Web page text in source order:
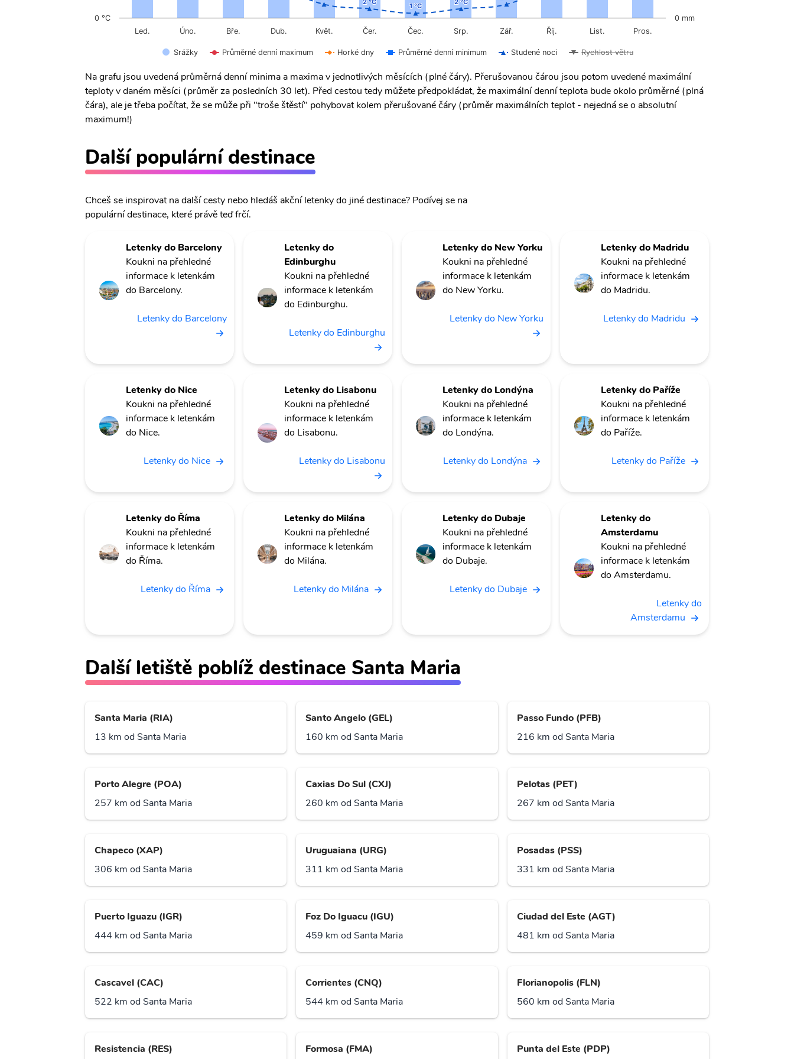
2 °C
2 °C 1 °C
1 °C 2 °C
2 °C
Srážky Průměrné denní maximum Horké dny Průměrné denní minimum Studené noci Rychlost větru
Led. Úno. Bře. Dub. Květ. Čer. Čec. Srp. Zář. Říj. List. Pros.
0 °C 0 mm
Na grafu jsou uvedená průměrná denní minima a maxima v jednotlivých měsících (plné čáry). Přerušovanou čárou jsou potom uvedené maximální
teploty v daném měsíci (průměr za posledních 30 let). Před cestou tedy můžete předpokládat, že maximální denní teplota bude okolo průměrné (plná
čára), ale je třeba počítat, že se může při "troše štěstí" pohybovat kolem přerušované čáry (průměr maximálních teplot - nejedná se o absolutní
maximum!)
Další populární destinace
Chceš se inspirovat na další cesty nebo hledáš akční letenky do jiné destinace? Podívej se na
populární destinace, které právě teď frčí.
Letenky do Barcelony
Koukni na přehledné
informace k letenkám
do Barcelony.
Letenky do Barcelony
Letenky do
Edinburghu
Koukni na přehledné
informace k letenkám
do Edinburghu.
Letenky do Edinburghu
Letenky do New Yorku
Koukni na přehledné
informace k letenkám
do New Yorku.
Letenky do New Yorku
Letenky do Madridu
Koukni na přehledné
informace k letenkám
do Madridu.
Letenky do Madridu
Letenky do Nice
Koukni na přehledné
informace k letenkám
do Nice.
Letenky do Nice
Letenky do Lisabonu
Koukni na přehledné
informace k letenkám
do Lisabonu.
Letenky do Lisabonu
Letenky do Londýna
Koukni na přehledné
informace k letenkám
do Londýna.
Letenky do Londýna
Letenky do Paříže
Koukni na přehledné
informace k letenkám
do Paříže.
Letenky do Paříže
Letenky do Říma
Koukni na přehledné
informace k letenkám
do Říma.
Letenky do Říma
Letenky do Milána
Koukni na přehledné
informace k letenkám
do Milána.
Letenky do Milána
Letenky do Dubaje
Koukni na přehledné
informace k letenkám
do Dubaje.
Letenky do Dubaje
Letenky do
Amsterdamu
Koukni na přehledné
informace k letenkám
do Amsterdamu.
Letenky do
Amsterdamu
Další letiště poblíž destinace Santa Maria
Santa Maria (RIA)
13 km od Santa Maria
Santo Angelo (GEL)
160 km od Santa Maria
Passo Fundo (PFB)
216 km od Santa Maria
Porto Alegre (POA)
257 km od Santa Maria
Caxias Do Sul (CXJ)
260 km od Santa Maria
Pelotas (PET)
267 km od Santa Maria
Chapeco (XAP)
306 km od Santa Maria
Uruguaiana (URG)
311 km od Santa Maria
Posadas (PSS)
331 km od Santa Maria
Puerto Iguazu (IGR)
444 km od Santa Maria
Foz Do Iguacu (IGU)
459 km od Santa Maria
Ciudad del Este (AGT)
481 km od Santa Maria
Cascavel (CAC)
522 km od Santa Maria
Corrientes (CNQ)
544 km od Santa Maria
Florianopolis (FLN)
560 km od Santa Maria
Resistencia (RES) Formosa (FMA) Punta del Este (PDP)